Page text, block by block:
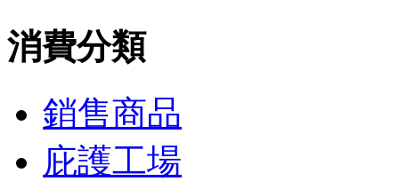
消費分類
銷售商品
庇護工場